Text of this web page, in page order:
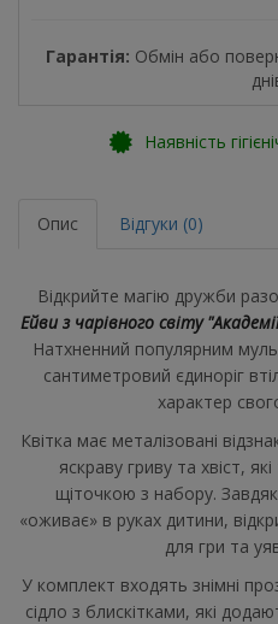
Гарантія: Обмін або
Наявність
Опис Відгуки (0)
Відкрийте магію дружби
Ейви з чарівного світу
Натхненний популярним
сантиметровий єдиноріг
характер
Квітка має металізовані
яскраву гриву та хвіст,
щіточкою з набору.
«оживає» в руках дитини,
для гри та
У комплект входять знімні
сідло з блискітками, які